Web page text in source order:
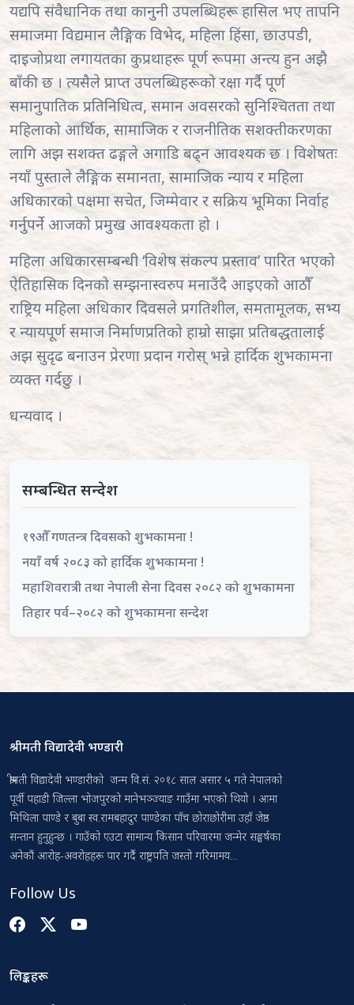
यद्यपि संवैधानिक तथा कानुनी उपलब्धिहरू हासिल भए तापनि
समाजमा विद्यमान लैङ्गिक विभेद, महिला हिंसा, छाउपडी,
दाइजोप्रथा लगायतका कुप्रथाहरू पूर्ण रूपमा अन्त्य हुन अझै
बाँकी छ । त्यसैले प्राप्त उपलब्धिहरूको रक्षा गर्दै पूर्ण
समानुपातिक प्रतिनिधित्व, समान अवसरको सुनिश्चितता तथा
महिलाको आर्थिक, सामाजिक र राजनीतिक सशक्तीकरणका
लागि अझ सशक्त ढङ्गले अगाडि बढ्न आवश्यक छ । विशेषतः
नयाँ पुस्ताले लैङ्गिक समानता, सामाजिक न्याय र महिला
अधिकारको पक्षमा सचेत, जिम्मेवार र सक्रिय भूमिका निर्वाह
गर्नुपर्ने आजको प्रमुख आवश्यकता हो ।
महिला अधिकारसम्बन्धी ‘विशेष संकल्प प्रस्ताव’ पारित भएको
ऐतिहासिक दिनको सम्झनास्वरुप मनाउँदै आइएको आठौँ
राष्ट्रिय महिला अधिकार दिवसले प्रगतिशील, समतामूलक, सभ्य
र न्यायपूर्ण समाज निर्माणप्रतिको हाम्रो साझा प्रतिबद्धतालाई
अझ सुदृढ बनाउन प्रेरणा प्रदान गरोस् भन्ने हार्दिक शुभकामना
व्यक्त गर्दछु ।
धन्यवाद ।
सम्बन्धित सन्देश
१९औँ गणतन्त्र दिवसको शुभकामना !
नयाँ वर्ष २०८३ को हार्दिक शुभकामना !
महाशिवरात्री तथा नेपाली सेना दिवस २०८२ को शुभकामना
तिहार पर्व–२०८२ को शुभकामना सन्देश
श्रीमती विद्यादेवी भण्डारी
श्रीमती विद्यादेवी भण्डारीको जन्म वि.सं. २०१८ साल असार ५ गते नेपालको
पूर्वी पहाडी जिल्ला भोजपुरको मानेभञ्ज्याङ गाउँमा भएको थियो । आमा
मिथिला पाण्डे र बुबा स्व.रामबहादुर पाण्डेका पाँच छोराछोरीमा उहाँ जेष्ठ
सन्तान हुनुहुन्छ । गाउँको एउटा सामान्य किसान परिवारमा जन्मेर सङ्घर्षका
अनेकौं आरोह-अवरोहहरू पार गर्दै राष्ट्रपति जस्तो गरिमामय...
Follow Us
लिङ्कहरू